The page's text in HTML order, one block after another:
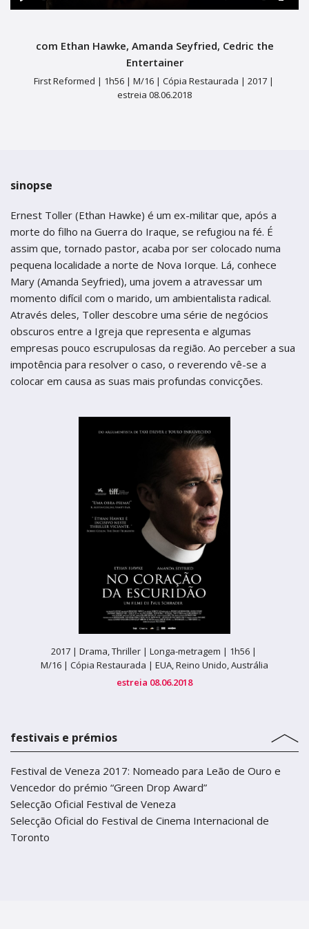
Figueira da Foz
Theatro Circo
Figueira da Foz
Theatro Circo
termos de uso
Play Mute
com Ethan Hawke, Amanda Seyfried, Cedric the
Entertainer
First Reformed | 1h56 | M/16 | Cópia Restaurada | 2017 |
estreia 08.06.2018
sinopse
Ernest Toller (Ethan Hawke) é um ex-militar que, após a
morte do filho na Guerra do Iraque, se refugiou na fé. É
assim que, tornado pastor, acaba por ser colocado numa
pequena localidade a norte de Nova Iorque. Lá, conhece
Mary (Amanda Seyfried), uma jovem a atravessar um
momento difícil com o marido, um ambientalista radical.
Através deles, Toller descobre uma série de negócios
obscuros entre a Igreja que representa e algumas
empresas pouco escrupulosas da região. Ao perceber a sua
impotência para resolver o caso, o reverendo vê-se a
colocar em causa as suas mais profundas convicções.
2017 | Drama, Thriller | Longa-metragem | 1h56 |
M/16 | Cópia Restaurada | EUA, Reino Unido, Austrália
estreia 08.06.2018
festivais e prémios
Festival de Veneza 2017: Nomeado para Leão de Ouro e
Vencedor do prémio “Green Drop Award”
Selecção Oficial Festival de Veneza
Selecção Oficial do Festival de Cinema Internacional de
Toronto